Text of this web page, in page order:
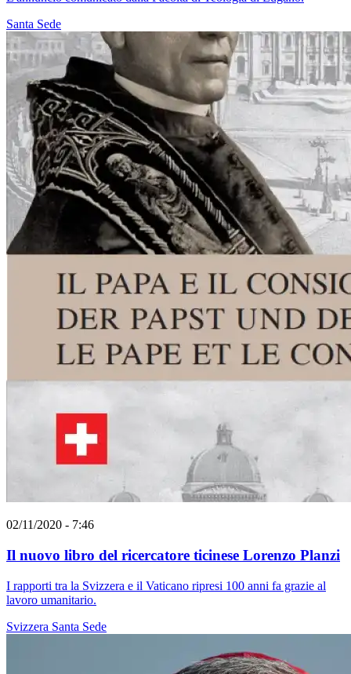
Santa Sede
02/11/2020 - 7:46
Il nuovo libro del ricercatore ticinese Lorenzo Planzi
I rapporti tra la Svizzera e il Vaticano ripresi 100 anni fa grazie al
lavoro umanitario.
Svizzera Santa Sede